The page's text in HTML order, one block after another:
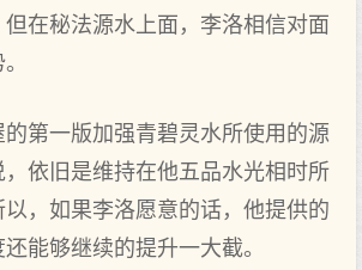
在秘法源水上面，李洛相信对面
第一版加强青碧灵水所使用的源
依旧是维持在他五品水光相时所
，如果李洛愿意的话，他提供的
能够继续的提升一大截。